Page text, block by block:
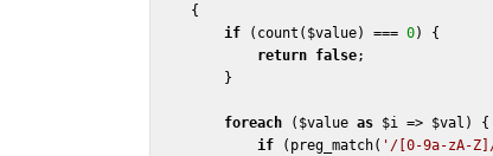
    {
if (count( $value) === 0) {
return false;
foreach ( $value as $i => $val ) {
if (preg_match( '/[0-9a-zA-